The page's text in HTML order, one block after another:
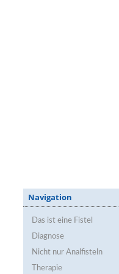
Navigation
Das ist eine Fistel
Diagnose
Nicht nur Analfisteln
Therapie